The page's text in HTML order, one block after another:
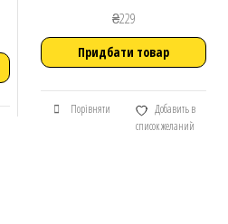
₴229
Придбати товар
Порівняти
Добавить в
список желаний